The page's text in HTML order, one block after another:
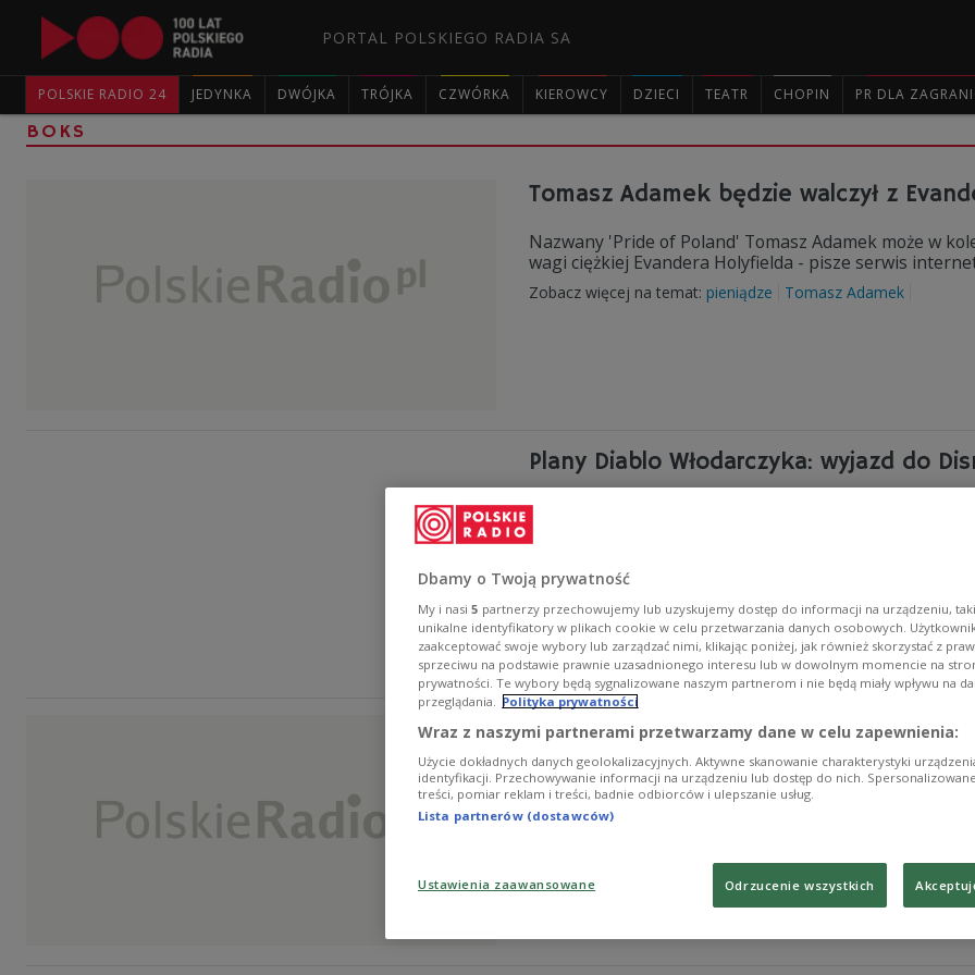
PORTAL POLSKIEGO RADIA SA
POLSKIE RADIO 24 JEDYNKA DWÓJKA TRÓJKA CZWÓRKA KIEROWCY DZIECI TEATR CHOPIN PR DLA
BOKS
Tomasz Adamek będzie walczył z
Nazwany 'Pride of Poland' Tomasz Adamek może w
wagi ciężkiej Evandera Holyfielda - pisze serwis
Zobacz więcej na temat: pieniądze Tomasz Adamek
Plany Diablo Włodarczyka: wyjazd do
Bokserski mistrz świata WBC w wadze junior ciężkiej
Psycholog pomaga Sosnowskiemu
Przygotowania Alberta Sosnowskiego do walki z
decydującą fazę.
Zobacz więcej na temat:
Dbamy o Twoją prywatność
My i nasi 5 partnerzy przechowujemy lub uzyskujemy dostęp do informacji na urządzeniu,
unikalne identyfikatory w plikach cookie w celu przetwarzania danych osobowych.
zaakceptować swoje wybory lub zarządzać nimi, klikając poniżej, jak również skorzystać z
sprzeciwu na podstawie prawnie uzasadnionego interesu lub w dowolnym momencie na
prywatności. Te wybory będą sygnalizowane naszym partnerom i nie będą miały wpływu na
przeglądania. Polityka prywatności
Wraz z naszymi partnerami przetwarzamy dane w celu zapewnienia:
Użycie dokładnych danych geolokalizacyjnych. Aktywne skanowanie charakterystyki
identyfikacji. Przechowywanie informacji na urządzeniu lub dostęp do nich.
treści, pomiar reklam i treści, badnie odbiorców i ulepszanie usług.
Lista partnerów (dostawców)
Ustawienia zaawansowane Odrzucenie wszystkich